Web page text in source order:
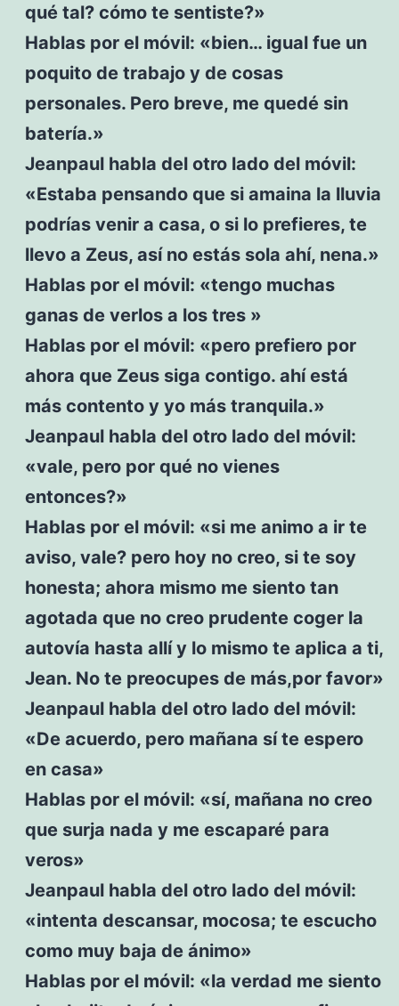
qué tal? cómo te sentiste?»
Hablas por el móvil: «bien… igual fue un
poquito de trabajo y de cosas
personales. Pero breve, me quedé sin
batería.»
Jeanpaul habla del otro lado del móvil:
«Estaba pensando que si amaina la lluvia
podrías venir a casa, o si lo prefieres, te
llevo a Zeus, así no estás sola ahí, nena.»
Hablas por el móvil: «tengo muchas
ganas de verlos a los tres »
Hablas por el móvil: «pero prefiero por
ahora que Zeus siga contigo. ahí está
más contento y yo más tranquila.»
Jeanpaul habla del otro lado del móvil:
«vale, pero por qué no vienes
entonces?»
Hablas por el móvil: «si me animo a ir te
aviso, vale? pero hoy no creo, si te soy
honesta; ahora mismo me siento tan
agotada que no creo prudente coger la
autovía hasta allí y lo mismo te aplica a ti,
Jean. No te preocupes de más,por favor»
Jeanpaul habla del otro lado del móvil:
«De acuerdo, pero mañana sí te espero
en casa»
Hablas por el móvil: «sí, mañana no creo
que surja nada y me escaparé para
veros»
Jeanpaul habla del otro lado del móvil:
«intenta descansar, mocosa; te escucho
como muy baja de ánimo»
Hablas por el móvil: «la verdad me siento